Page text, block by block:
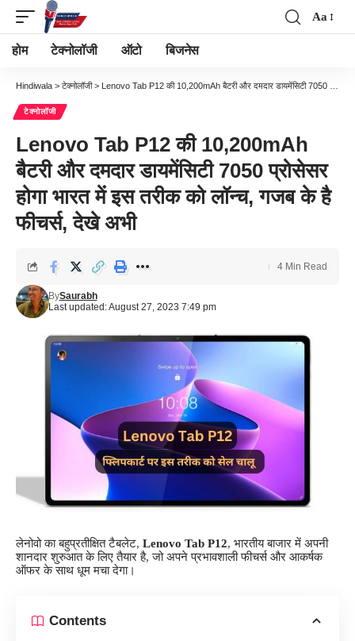
Font
Resizer
Aa
होम टेक्नोलॉजी ऑटो बिजनेस
Hindiwala > टेक्नोलॉजी> Lenovo Tab P12 की 10,200mAh बैटरी और दमदार डायमेंसिटी 7050 प्रोसेसर होगा भारत में इस तरीक को लॉन्च, गजब के है फीचर्स, देखे अभी
टेक्नोलॉजी
Lenovo Tab P12 की 10,200mAh
बैटरी और दमदार डायमेंसिटी 7050 प्रोसेसर
होगा भारत में इस तरीक को लॉन्च, गजब के है
फीचर्स, देखे अभी
Last updated: August 27, 2023 7:49 pm
BySaurabh
4 Min Read
लेनोवो का बहुप्रतीक्षित टैबलेट, Lenovo Tab P12, भारतीय बाजार में अपनी
शानदार शुरुआत के लिए तैयार है, जो अपने प्रभावशाली फीचर्स और आकर्षक
ऑफर के साथ धूम मचा देगा।
Contents